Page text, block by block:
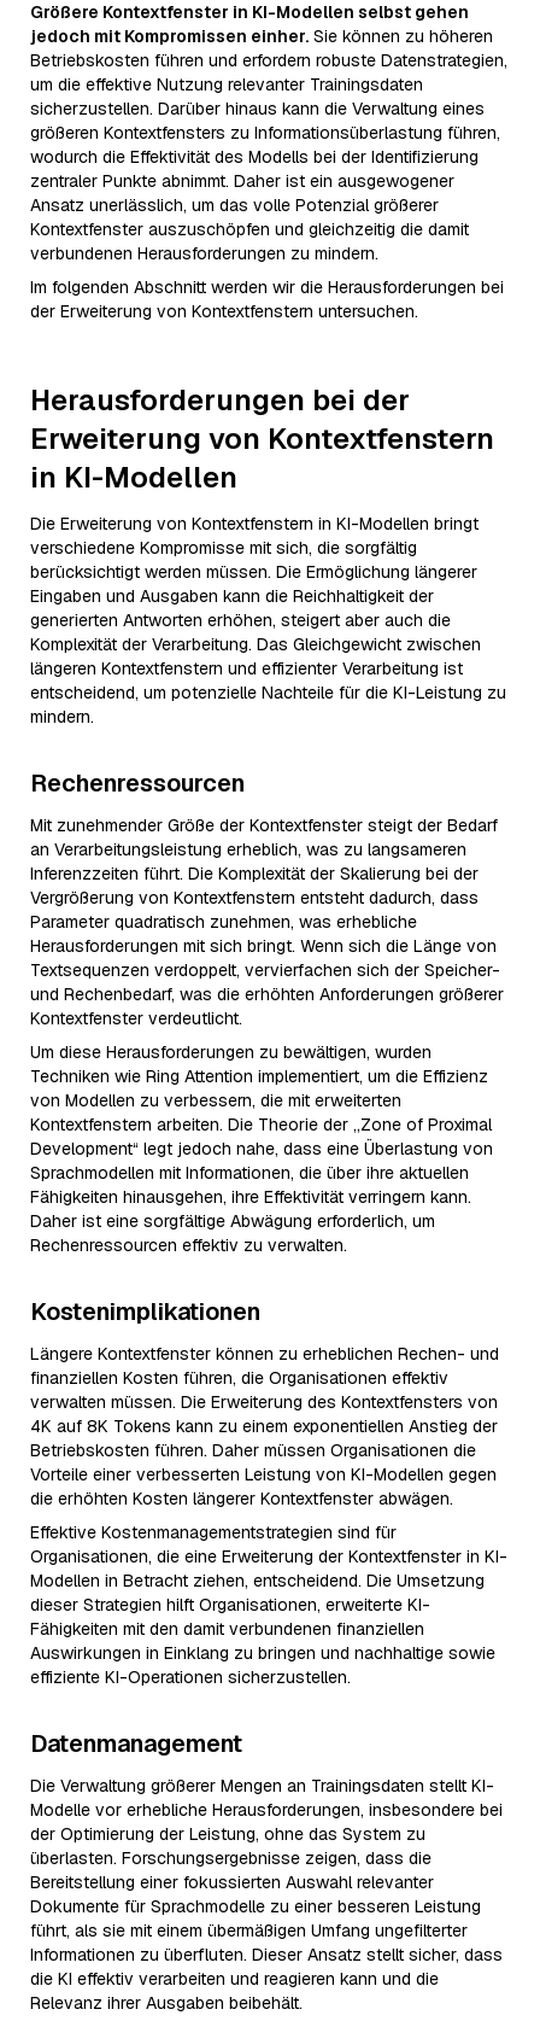
Größere Kontextfenster in KI-Modellen selbst gehen
jedoch mit Kompromissen einher. Sie können zu höheren
Betriebskosten führen und erfordern robuste Datenstrategien,
um die effektive Nutzung relevanter Trainingsdaten
sicherzustellen. Darüber hinaus kann die Verwaltung eines
größeren Kontextfensters zu Informationsüberlastung führen,
wodurch die Effektivität des Modells bei der Identifizierung
zentraler Punkte abnimmt. Daher ist ein ausgewogener
Ansatz unerlässlich, um das volle Potenzial größerer
Kontextfenster auszuschöpfen und gleichzeitig die damit
verbundenen Herausforderungen zu mindern.
Im folgenden Abschnitt werden wir die Herausforderungen bei
der Erweiterung von Kontextfenstern untersuchen.
Herausforderungen bei der
Erweiterung von Kontextfenstern
in KI-Modellen
Die Erweiterung von Kontextfenstern in KI-Modellen bringt
verschiedene Kompromisse mit sich, die sorgfältig
berücksichtigt werden müssen. Die Ermöglichung längerer
Eingaben und Ausgaben kann die Reichhaltigkeit der
generierten Antworten erhöhen, steigert aber auch die
Komplexität der Verarbeitung. Das Gleichgewicht zwischen
längeren Kontextfenstern und effizienter Verarbeitung ist
entscheidend, um potenzielle Nachteile für die KI-Leistung zu
mindern.
Rechenressourcen
Mit zunehmender Größe der Kontextfenster steigt der Bedarf
an Verarbeitungsleistung erheblich, was zu langsameren
Inferenzzeiten führt. Die Komplexität der Skalierung bei der
Vergrößerung von Kontextfenstern entsteht dadurch, dass
Parameter quadratisch zunehmen, was erhebliche
Herausforderungen mit sich bringt. Wenn sich die Länge von
Textsequenzen verdoppelt, vervierfachen sich der Speicher-
und Rechenbedarf, was die erhöhten Anforderungen größerer
Kontextfenster verdeutlicht.
Um diese Herausforderungen zu bewältigen, wurden
Techniken wie Ring Attention implementiert, um die Effizienz
von Modellen zu verbessern, die mit erweiterten
Kontextfenstern arbeiten. Die Theorie der „Zone of Proximal
Development“ legt jedoch nahe, dass eine Überlastung von
Sprachmodellen mit Informationen, die über ihre aktuellen
Fähigkeiten hinausgehen, ihre Effektivität verringern kann.
Daher ist eine sorgfältige Abwägung erforderlich, um
Rechenressourcen effektiv zu verwalten.
Kostenimplikationen
Längere Kontextfenster können zu erheblichen Rechen- und
finanziellen Kosten führen, die Organisationen effektiv
verwalten müssen. Die Erweiterung des Kontextfensters von
4K auf 8K Tokens kann zu einem exponentiellen Anstieg der
Betriebskosten führen. Daher müssen Organisationen die
Vorteile einer verbesserten Leistung von KI-Modellen gegen
die erhöhten Kosten längerer Kontextfenster abwägen.
Effektive Kostenmanagementstrategien sind für
Organisationen, die eine Erweiterung der Kontextfenster in KI-
Modellen in Betracht ziehen, entscheidend. Die Umsetzung
dieser Strategien hilft Organisationen, erweiterte KI-
Fähigkeiten mit den damit verbundenen finanziellen
Auswirkungen in Einklang zu bringen und nachhaltige sowie
effiziente KI-Operationen sicherzustellen.
Datenmanagement
Die Verwaltung größerer Mengen an Trainingsdaten stellt KI-
Modelle vor erhebliche Herausforderungen, insbesondere bei
der Optimierung der Leistung, ohne das System zu
überlasten. Forschungsergebnisse zeigen, dass die
Bereitstellung einer fokussierten Auswahl relevanter
Dokumente für Sprachmodelle zu einer besseren Leistung
führt, als sie mit einem übermäßigen Umfang ungefilterter
Informationen zu überfluten. Dieser Ansatz stellt sicher, dass
die KI effektiv verarbeiten und reagieren kann und die
Relevanz ihrer Ausgaben beibehält.